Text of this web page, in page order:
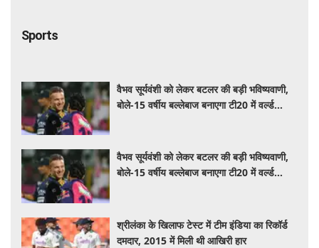
Sports
वैभव सूर्यवंशी को लेकर बटलर की बड़ी भविष्यवाणी,
बोले-15 वर्षीय बल्लेबाज बनाएगा टी20 में वर्ल्ड
वैभव सूर्यवंशी को लेकर बटलर की बड़ी भविष्यवाणी,
बोले-15 वर्षीय बल्लेबाज बनाएगा टी20 में वर्ल्ड
श्रीलंका के खिलाफ टेस्ट में टीम इंडिया का रिकॉर्ड
दमदार, 2015 में मिली थी आखिरी हार